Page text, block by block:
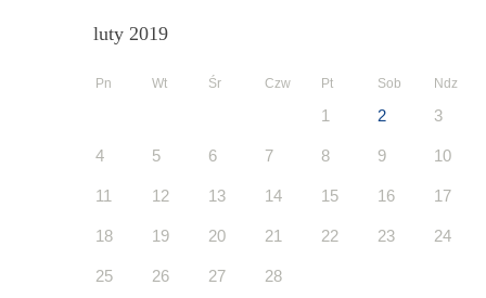
luty 2019
Pn Wt Śr Czw Pt Sob Ndz
1 2 3
4 5 6 7 8 9 10
11 12 13 14 15 16 17
18 19 20 21 22 23 24
25 26 27 28